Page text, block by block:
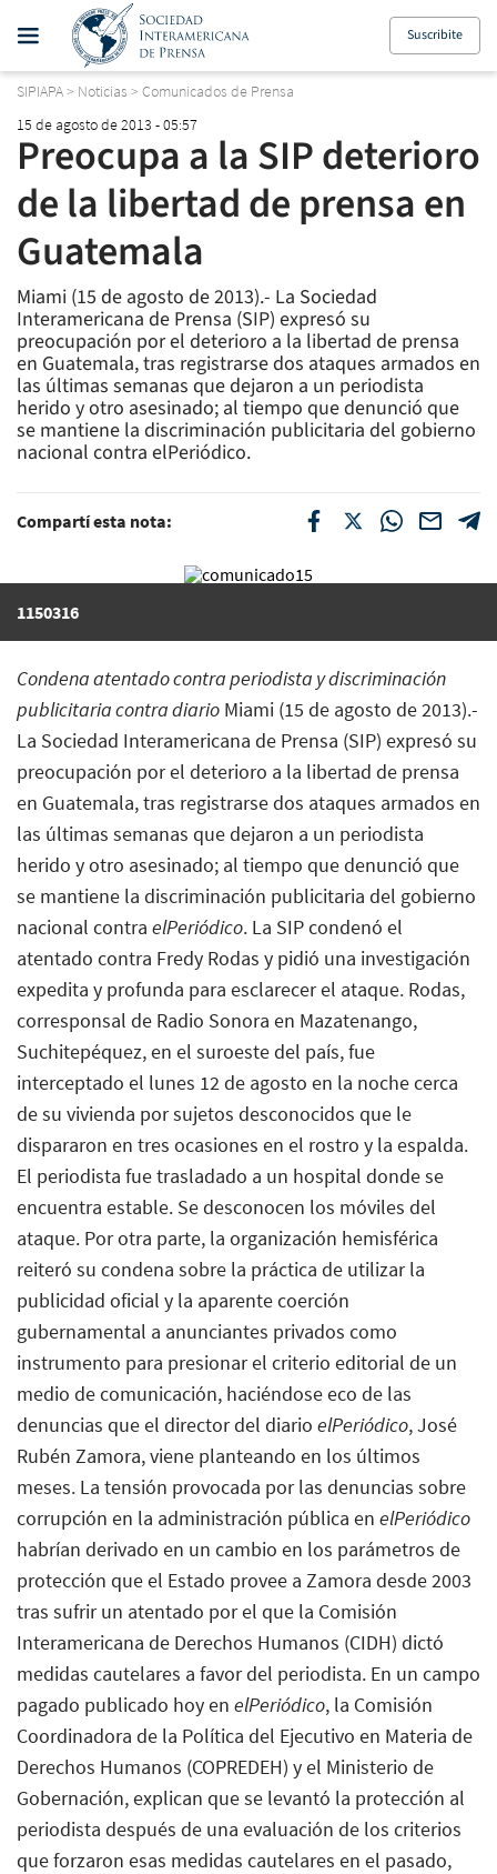
Suscribite
SIPIAPA> Noticias > Comunicados de Prensa
15 de agosto de 2013 - 05:57
Preocupa a la SIP deterioro
de la libertad de prensa en
Guatemala
Miami (15 de agosto de 2013).- La Sociedad
Interamericana de Prensa (SIP) expresó su
preocupación por el deterioro a la libertad de prensa
en Guatemala, tras registrarse dos ataques armados en
las últimas semanas que dejaron a un periodista
herido y otro asesinado; al tiempo que denunció que
se mantiene la discriminación publicitaria del gobierno
nacional contra elPeriódico.
Compartí esta nota:
1150316
Condena atentado contra periodista y discriminación
publicitaria contra diario Miami (15 de agosto de 2013).-
La Sociedad Interamericana de Prensa (SIP) expresó su
preocupación por el deterioro a la libertad de prensa
en Guatemala, tras registrarse dos ataques armados en
las últimas semanas que dejaron a un periodista
herido y otro asesinado; al tiempo que denunció que
se mantiene la discriminación publicitaria del gobierno
nacional contra elPeriódico. La SIP condenó el
atentado contra Fredy Rodas y pidió una investigación
expedita y profunda para esclarecer el ataque. Rodas,
corresponsal de Radio Sonora en Mazatenango,
Suchitepéquez, en el suroeste del país, fue
interceptado el lunes 12 de agosto en la noche cerca
de su vivienda por sujetos desconocidos que le
dispararon en tres ocasiones en el rostro y la espalda.
El periodista fue trasladado a un hospital donde se
encuentra estable. Se desconocen los móviles del
ataque. Por otra parte, la organización hemisférica
reiteró su condena sobre la práctica de utilizar la
publicidad oficial y la aparente coerción
gubernamental a anunciantes privados como
instrumento para presionar el criterio editorial de un
medio de comunicación, haciéndose eco de las
denuncias que el director del diario elPeriódico, José
Rubén Zamora, viene planteando en los últimos
meses. La tensión provocada por las denuncias sobre
corrupción en la administración pública en elPeriódico
habrían derivado en un cambio en los parámetros de
protección que el Estado provee a Zamora desde 2003
tras sufrir un atentado por el que la Comisión
Interamericana de Derechos Humanos (CIDH) dictó
medidas cautelares a favor del periodista. En un campo
pagado publicado hoy en elPeriódico, la Comisión
Coordinadora de la Política del Ejecutivo en Materia de
Derechos Humanos (COPREDEH) y el Ministerio de
Gobernación, explican que se levantó la protección al
periodista después de una evaluación de los criterios
que forzaron esas medidas cautelares en el pasado,